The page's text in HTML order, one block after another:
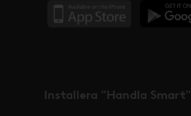
Installera "Handla Smart"